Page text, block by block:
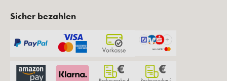
Sicher bezahlen